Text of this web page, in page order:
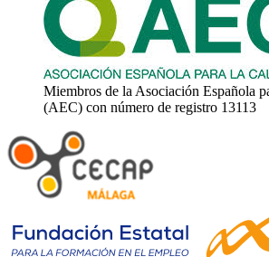
Miembros de la Asociación Española
(AEC) con número de registro 13113